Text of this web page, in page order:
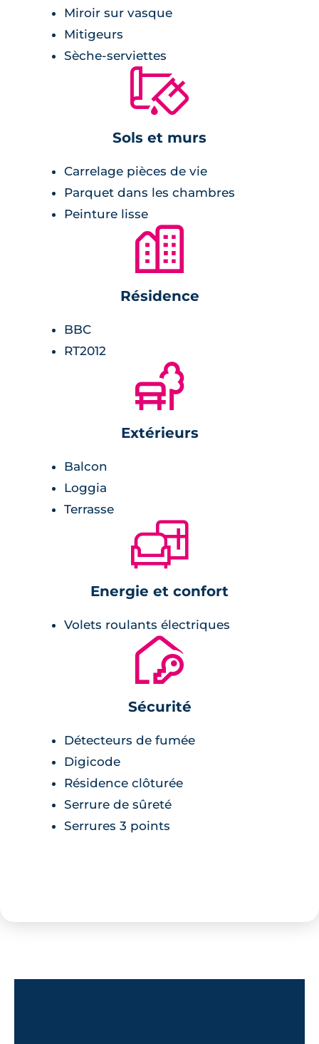
Pièce à vivre :
cuisine équipée pour les T2 et T3,
volets roulants électriques,
carrelage 45x45 cm,
loggia ou terrasse en lames de bois,
chaudière individuelle au gaz,
Salle de bains :
carrelage avec plinthes assorties,
radiateur sèche-serviette,
doté d'appliques lumineuses.
Chambre :
Environnement
périphérique de Toulouse à 10 minutes,
accès sortie n°16,
arrêt de bus en face de la résidence,
métro à 500 mètres,
aéroport à 20 minutes,
gare Matabiau à 5 minutes.
Miroir sur vasque
Mitigeurs
Sèche-serviettes
🔨
Sols et murs
Carrelage pièces de vie
Parquet dans les chambres
Peinture lisse
🏙
Résidence
BBC
RT2012
🌲
Extérieurs
Balcon
Loggia
Terrasse
🛋
Energie et confort
Volets roulants électriques
🔐
Sécurité
Détecteurs de fumée
Digicode
Résidence clôturée
Serrure de sûreté
Serrures 3 points